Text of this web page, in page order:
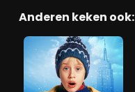
Anderen keken ook: